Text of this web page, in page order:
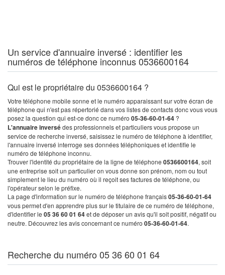
Un service d'annuaire inversé : identifier les
numéros de téléphone inconnus 0536600164
Qui est le propriétaire du 0536600164 ?
Votre téléphone mobile sonne et le numéro apparaissant sur votre écran de
téléphone qui n'est pas répertorié dans vos listes de contacts donc vous vous
posez la question qui est-ce donc ce numéro 05-36-60-01-64 ?
L'annuaire inversédes professionnels et particuliers vous propose un
service de recherche inversé, saisissez le numéro de téléphone à identifier,
l'annuaire inversé interroge ses données téléphoniques et identifie le
numéro de téléphone inconnu.
Trouver l'identité du propriétaire de la ligne de téléphone 0536600164, soit
une entreprise soit un particulier on vous donne son prénom, nom ou tout
simplement le lieu du numéro où il reçoit ses factures de téléphone, ou
l'opérateur selon le préfixe.
La page d'information sur le numéro de téléphone français05-36-60-01-64
vous permet d'en apprendre plus sur le titulaire de ce numéro de téléphone,
d'identifier le 05 36 60 01 64et de déposer un avis qu'il soit positif, négatif ou
neutre. Découvrez les avis concernant ce numéro 05-36-60-01-64.
Recherche du numéro 05 36 60 01 64